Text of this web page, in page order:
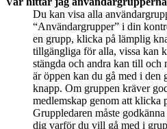
Du kan visa alla
“Användargrupper” i din
en grupp, klicka på lämplig
tillgängliga för alla, vissa kan
stängda och andra kan till och
är öppen kan du gå med i
knapp. Om gruppen kräver
medlemskap genom att klicka
Gruppledaren måste
dig varför du vill gå med i